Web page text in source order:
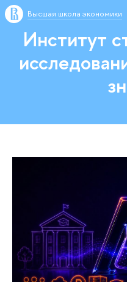
Высшая школа экономики
Институт